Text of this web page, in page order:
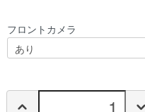
フロントカメラ